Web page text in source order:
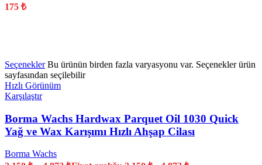
175 ₺
Seçenekler Bu ürünün birden fazla varyasyonu var. Seçenekler ürün
sayfasından seçilebilir
Hızlı Görünüm
Karşılaştır
Borma Wachs Hardwax Parquet Oil 1030 Quick
Yağ ve Wax Karışımı Hızlı Ahşap Cilası
Borma Wachs